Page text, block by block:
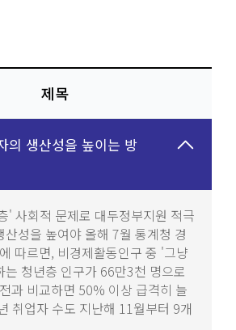
제목
의 생산성을 높이는 방
' 사회적 문제로 대두정부지원 적극
성을 높여야 올해 7월 통계청 경
따르면, 비경제활동인구 중 '그냥
는 청년층 인구가 66만3천 명으로
과 비교하면 50% 이상 급격히 늘
취업자 수도 지난해 11월부터 9개